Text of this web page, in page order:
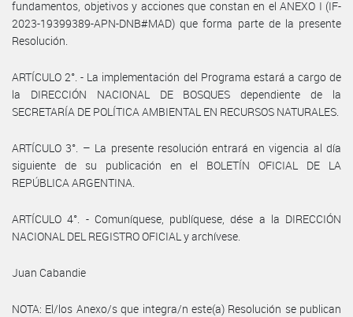
fundamentos, objetivos y acciones que constan en el ANEXO I (IF-
2023-19399389-APN-DNB#MAD) que forma parte de la presente
Resolución.
ARTÍCULO 2°. - La implementación del Programa estará a cargo de
la DIRECCIÓN NACIONAL DE BOSQUES dependiente de la
SECRETARÍA DE POLÍTICA AMBIENTAL EN RECURSOS NATURALES.
ARTÍCULO 3°. – La presente resolución entrará en vigencia al día
siguiente de su publicación en el BOLETÍN OFICIAL DE LA
REPÚBLICA ARGENTINA.
ARTÍCULO 4°. - Comuníquese, publíquese, dése a la DIRECCIÓN
NACIONAL DEL REGISTRO OFICIAL y archívese.
Juan Cabandie
NOTA: El/los Anexo/s que integra/n este(a) Resolución se publican